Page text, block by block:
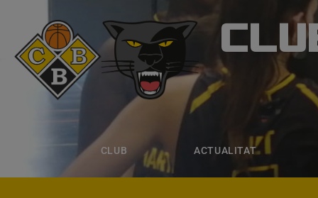
CLUB ACTUALITAT
CLUB
ACTUALITAT